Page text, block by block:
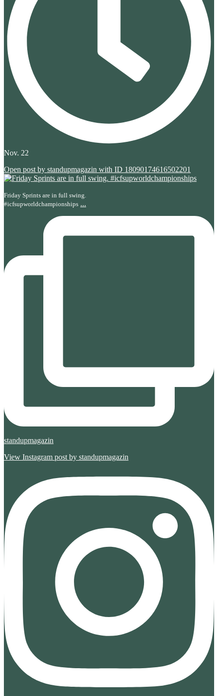
Nov. 22
Open post by standupmagazin with ID 18090174616502201
Friday Sprints are in full swing.
#icfsupworldchampionships ...
standupmagazin
View Instagram post by standupmagazin